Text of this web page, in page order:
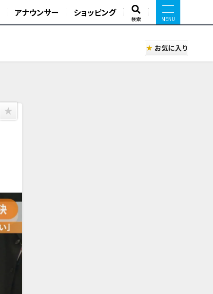
アナウンサー ショッピング
検索
お気に入り